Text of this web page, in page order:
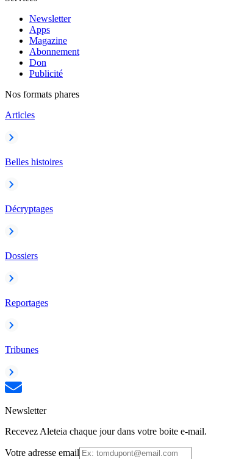
Newsletter
Apps
Magazine
Abonnement
Don
Publicité
Nos formats phares
Articles
Belles histoires
Décryptages
Dossiers
Reportages
Tribunes
Newsletter
Recevez Aleteia chaque jour dans votre boite e-mail.
Votre adresse email